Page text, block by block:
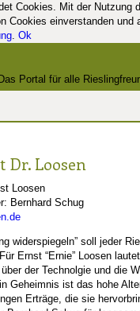
Cookies. Mit der Nutzung
Cookies einverstanden und
. Ok
Das Portal für alle
Dr. Loosen
Loosen
Bernhard Schug
widerspiegeln” soll jeder
Ernst “Ernie” Loosen
der Technolgie und die
Geheimnis ist das hohe
Erträge, die sie